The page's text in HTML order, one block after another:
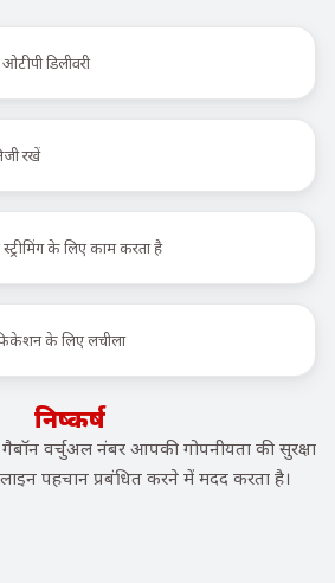
डिलीवरी
रखें
के लिए काम करता है
के लिए लचीला
निष्कर्ष
वर्चुअल नंबर आपकी गोपनीयता की सुरक्षा
पहचान प्रबंधित करने में मदद करता है।